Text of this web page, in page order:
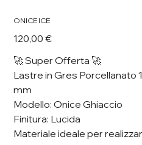
ONICE ICE
Prezzo
120,00 €
🚀 Super Offerta 🚀
Lastre in Gres Porcellanato
mm
Modello: Onice Ghiaccio
Finitura: Lucida
Materiale ideale per